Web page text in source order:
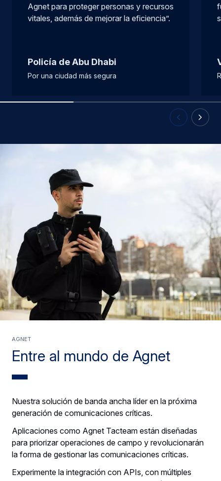
Agnet para proteger personas y recursos
vitales, además de mejorar la eficiencia”.
Policía de Abu Dhabi
Por una ciudad más segura
PreviousNext
Entre al mundo de Agnet
AGNET
Nuestra solución de banda ancha líder en la próxima
generación de comunicaciones críticas.
Aplicaciones como Agnet Tacteam están diseñadas
para priorizar operaciones de campo y revolucionarán
la forma de gestionar las comunicaciones críticas.
Experimente la integración con APIs, con múltiples